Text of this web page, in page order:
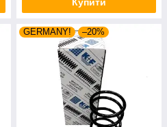
GERMANY! –20%